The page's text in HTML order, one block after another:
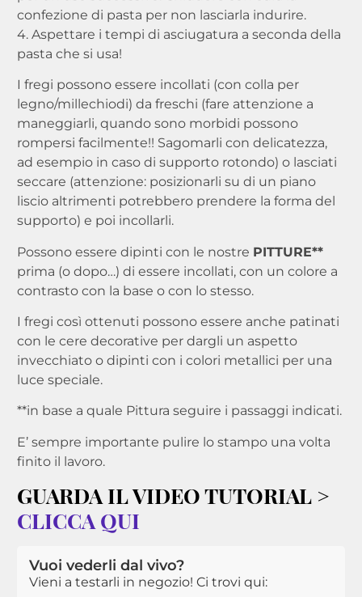
confezione di pasta per non lasciarla indurire.
4. Aspettare i tempi di asciugatura a seconda della
pasta che si usa!
I fregi possono essere incollati (con colla per
legno/millechiodi) da freschi (fare attenzione a
maneggiarli, quando sono morbidi possono
rompersi facilmente!! Sagomarli con delicatezza,
ad esempio in caso di supporto rotondo) o lasciati
seccare (attenzione: posizionarli su di un piano
liscio altrimenti potrebbero prendere la forma del
supporto) e poi incollarli.
Possono essere dipinti con le nostre PITTURE**
prima (o dopo…) di essere incollati, con un colore a
contrasto con la base o con lo stesso.
I fregi così ottenuti possono essere anche patinati
con le cere decorative per dargli un aspetto
invecchiato o dipinti con i colori metallici per una
luce speciale.
**in base a quale Pittura seguire i passaggi indicati.
E’ sempre importante pulire lo stampo una volta
finito il lavoro.
GUARDA IL VIDEO TUTORIAL >
CLICCA QUI
Vuoi vederli dal vivo?
Vieni a testarli in negozio! Ci trovi qui: